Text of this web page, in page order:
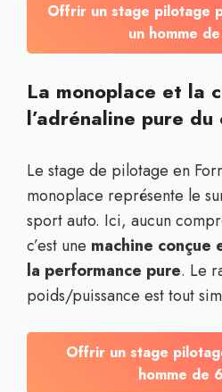
Offrir un stage pilotage
un homme
La monoplace et la
l’adrénaline pure
Le stage de pilotage en
monoplace représente le
sport auto. Ici, aucun
c’est une machine conçue
la performance pure. Le
poids/puissance est tout
Offrir un stage
homme de